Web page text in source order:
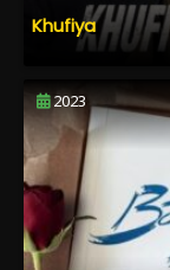
Khufiya
2023